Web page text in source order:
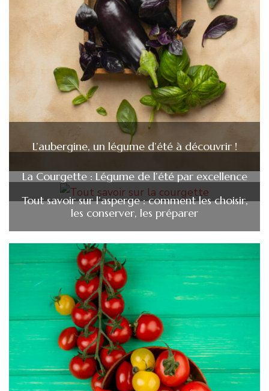
L’aubergine, un légume d’été à découvrir !
La Courgette : Légume de l’été par excellence
Tout savoir sur l’asperge : comment les choisir,
les conserver, les préparer